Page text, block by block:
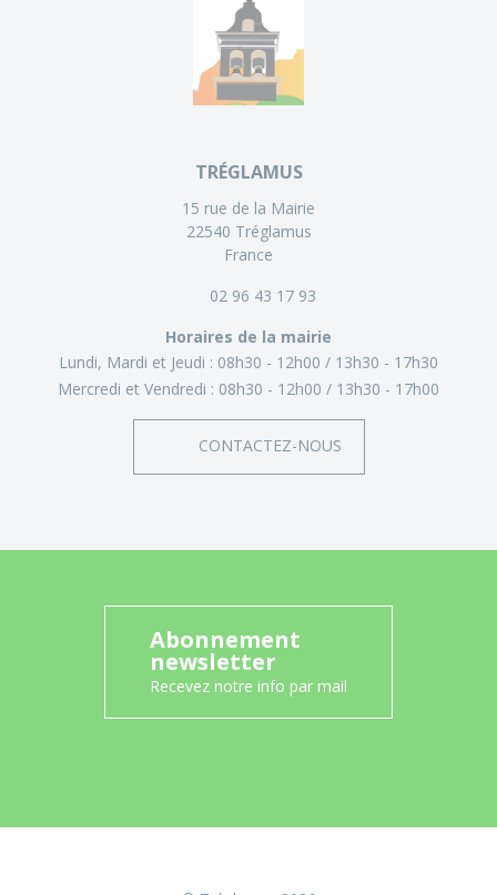
TRÉGLAMUS
15 rue de la Mairie
22540 Tréglamus
France
02 96 43 17 93
Horaires de la mairie
Lundi, Mardi et Jeudi : 08h30 - 12h00
13h30 - 17h30
Mercredi et Vendredi : 08h30 - 12h00 13h30 - 17h00
CONTACTEZ-NOUS
Abonnement
newsletter
Recevez notre info par mail